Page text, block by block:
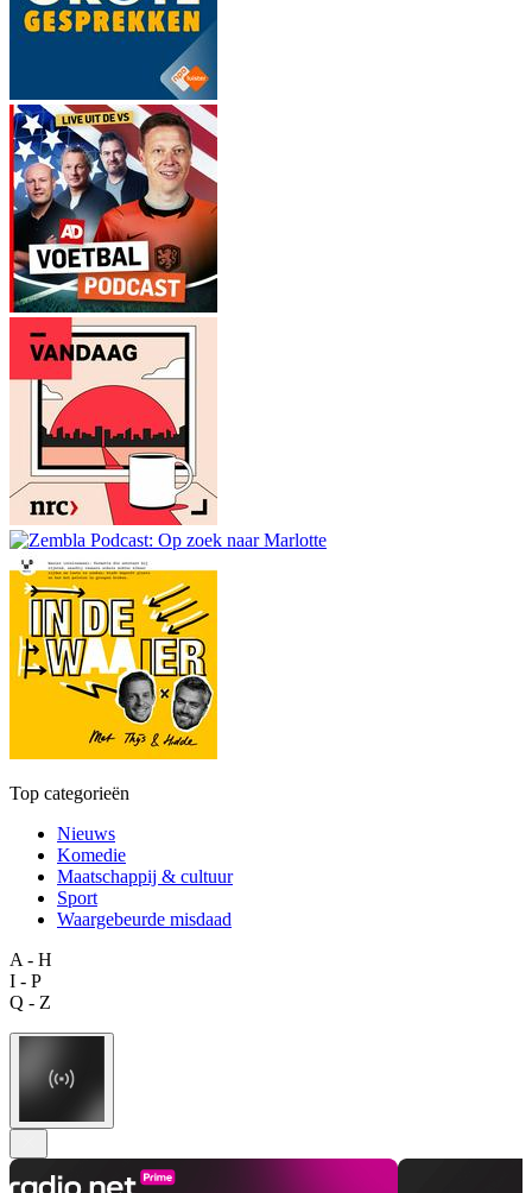
Top categorieën
Nieuws
Komedie
Maatschappij & cultuur
Sport
Waargebeurde misdaad
A - H
I - P
Q - Z